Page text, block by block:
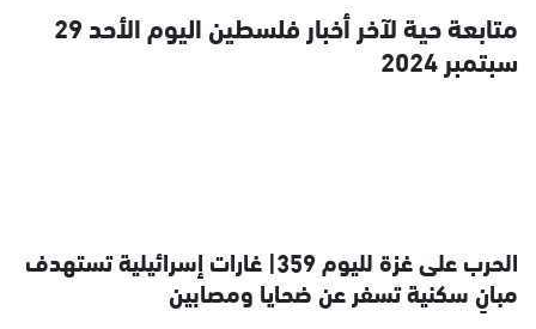
متابعة حية لآخر أخبار فلسطين اليوم الأحد 29
سبتمبر 2024
الحرب على غزة لليوم 359| غارات إسرائيلية تستهدف
مبانٍ سكنية تسفر عن ضحايا ومصابين